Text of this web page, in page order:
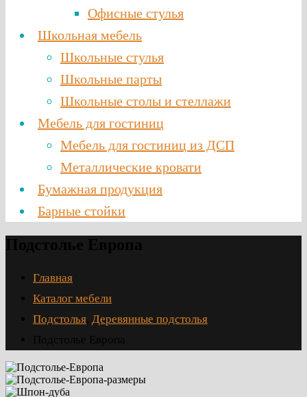
Офисные стулья
Школьная мебель
Школьные стулья
Школьные парты
Школьные столы и стеллажи
Мебель для гостиниц
Мебель для гостиниц из ДСП
Металлические кровати
Бумажная продукция
Барные стойки
Главная
Каталог мебели
Подстолья Деревянные подстолья